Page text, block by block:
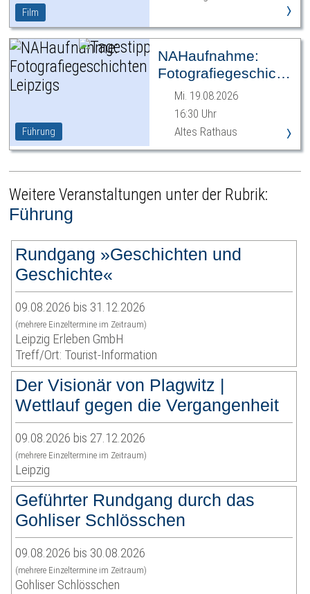
Film ›
Führung
NAHaufnahme:
Fotografiegeschichten
Leipzigs
Mi. 19.08.2026
16:30 Uhr
Altes Rathaus
›
Weitere Veranstaltungen unter der Rubrik:
Führung
Rundgang »Geschichten und
Geschichte«
09.08.2026 bis 31.12.2026
(mehrere Einzeltermine im Zeitraum)
Leipzig Erleben GmbH
Treff/Ort: Tourist-Information
Der Visionär von Plagwitz |
Wettlauf gegen die Vergangenheit
09.08.2026 bis 27.12.2026
(mehrere Einzeltermine im Zeitraum)
Leipzig
Geführter Rundgang durch das
Gohliser Schlösschen
09.08.2026 bis 30.08.2026
(mehrere Einzeltermine im Zeitraum)
Gohliser Schlösschen